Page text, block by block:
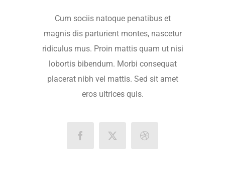
Cum sociis natoque penatibus et
magnis dis parturient montes, nascetur
ridiculus mus. Proin mattis quam ut nisi
lobortis bibendum. Morbi consequat
placerat nibh vel mattis. Sed sit amet
eros ultrices quis.